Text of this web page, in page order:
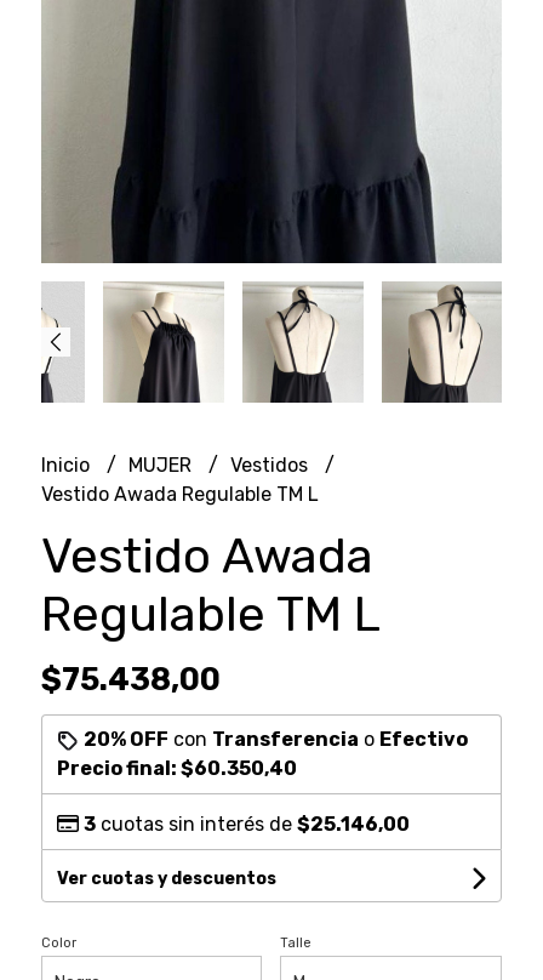
Inicio MUJER
Vestidos
Vestido Awada Regulable TM L
Vestido Awada
Regulable TM L
$75.438,00
20% OFF con Transferencia o Efectivo
Precio final: $60.350,40
3cuotas sin interés de $25.146,00
Ver cuotas y descuentos
Color Talle